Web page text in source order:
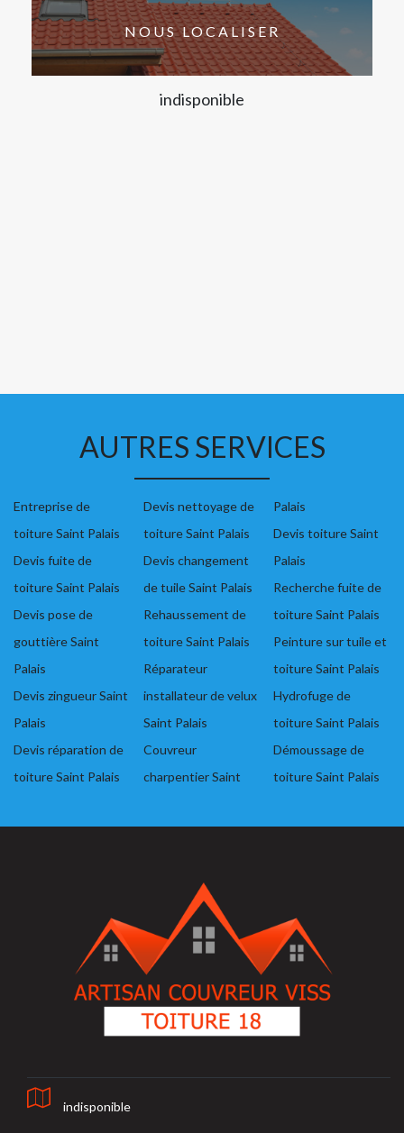
NOUS LOCALISER
indisponible
AUTRES SERVICES
Entreprise de
toiture Saint Palais
Devis fuite de
toiture Saint Palais
Devis pose de
gouttière Saint
Palais
Devis zingueur Saint
Palais
Devis réparation de
toiture Saint Palais
Devis nettoyage de
toiture Saint Palais
Devis changement
de tuile Saint Palais
Rehaussement de
toiture Saint Palais
Réparateur
installateur de velux
Saint Palais
Couvreur
charpentier Saint
Palais
Devis toiture Saint
Palais
Recherche fuite de
toiture Saint Palais
Peinture sur tuile et
toiture Saint Palais
Hydrofuge de
toiture Saint Palais
Démoussage de
toiture Saint Palais
indisponible